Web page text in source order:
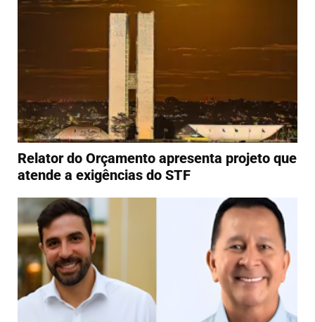
Relator do Orçamento apresenta projeto que
atende a exigências do STF